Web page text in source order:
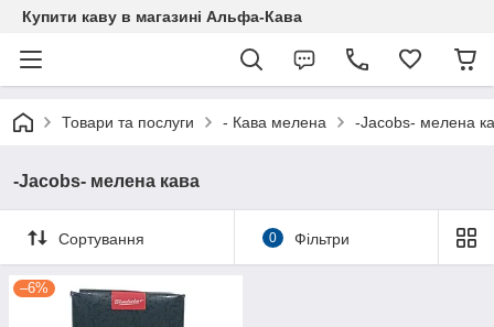
Купити каву в магазині Альфа-Кава
Товари та послуги - Кава мелена -Jacobs- мелена
-Jacobs- мелена кава
Сортування 0 Фільтри
–6%